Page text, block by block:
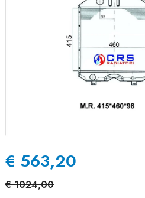
€ 563,20
€ 1024,00